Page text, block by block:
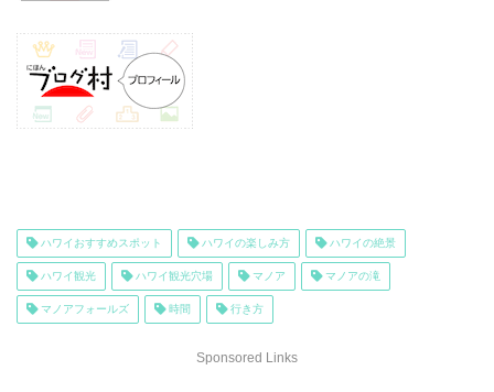
ハワイおすすめスポット ハワイの楽しみ方 ハワイの絶景
ハワイ観光 ハワイ観光穴場 マノア マノアの滝
マノアフォールズ 時間 行き方
Sponsored Links